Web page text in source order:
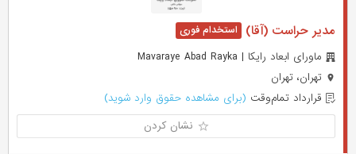
مدیر حراست (آقا)
ماورای ابعاد رایکا | Mavaraye Abad Rayka
تهران، تهران
قرارداد تمام‌وقت (برای مشاهده حقوق وارد شوید)
نشان کردن